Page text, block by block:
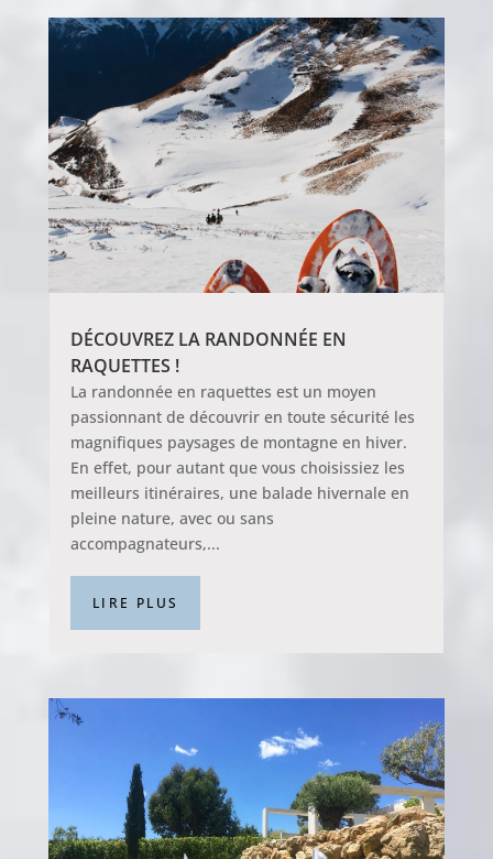
DÉCOUVREZ LA RANDONNÉE EN
RAQUETTES !
La randonnée en raquettes est un moyen
passionnant de découvrir en toute sécurité les
magnifiques paysages de montagne en hiver.
En effet, pour autant que vous choisissiez les
meilleurs itinéraires, une balade hivernale en
pleine nature, avec ou sans
accompagnateurs,...
LIRE PLUS